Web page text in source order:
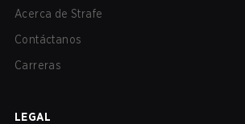
Acerca de Strafe
Contáctanos
Carreras
LEGAL